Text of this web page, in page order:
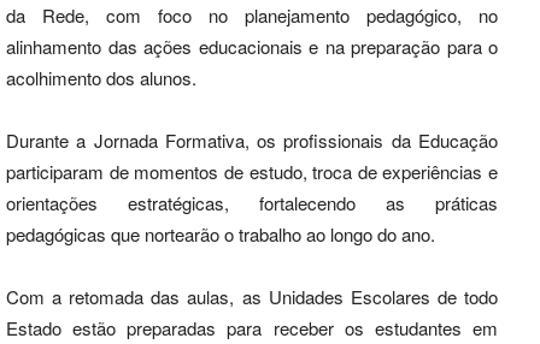
da Rede, com foco no planejamento pedagógico, no
alinhamento das ações educacionais e na preparação para o
acolhimento dos alunos.
Durante a Jornada Formativa, os profissionais da Educação
participaram de momentos de estudo, troca de experiências e
orientações estratégicas, fortalecendo as práticas
pedagógicas que nortearão o trabalho ao longo do ano.
Com a retomada das aulas, as Unidades Escolares de todo
Estado estão preparadas para receber os estudantes em